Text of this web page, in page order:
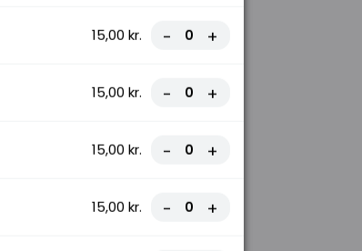
15,00 kr. - +
15,00 kr. - +
15,00 kr. - +
15,00 kr. - +